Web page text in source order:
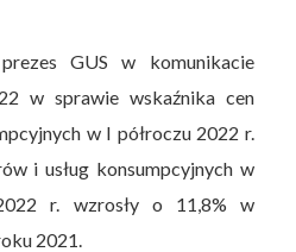
GUS w komunikacie
w sprawie wskaźnika cen
w I półroczu 2022 r.
i usług konsumpcyjnych w
r. wzrosły o 11,8% w
2021.